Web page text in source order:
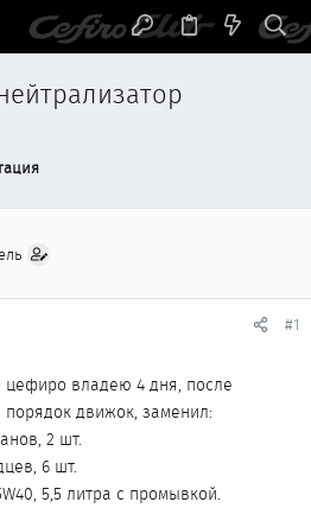
#1
владею 4 дня, после
движок, заменил:
2 шт.
6 шт.
5,5 литра с промывкой.